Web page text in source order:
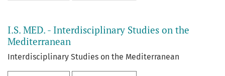
I.S. MED. - Interdisciplinary Studies on the
Mediterranean
Interdisciplinary Studies on the Mediterranean